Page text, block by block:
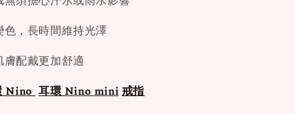
，長時間維持光澤
配戴更加舒適
Nino 耳環 Nino mini 戒指